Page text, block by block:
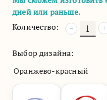
дней или раньше.
Количество:
+
−
Выбор дизайна:
Оранжево-красный